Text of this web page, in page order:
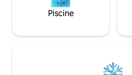
Piscine